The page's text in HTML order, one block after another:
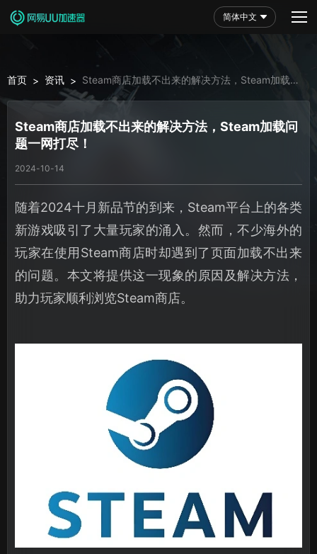
简体中文
首页 > 资讯 > Steam商店加载不出来的解决方法，Steam加载问
题一网打尽！
Steam商店加载不出来的解决方法，Steam加载问
题一网打尽！
2024-10-14
随着2024十月新品节的到来，Steam平台上的各类
新游戏吸引了大量玩家的涌入。然而，不少海外的
玩家在使用Steam商店时却遇到了页面加载不出来
的问题。本文将提供这一现象的原因及解决方法，
助力玩家顺利浏览Steam商店。